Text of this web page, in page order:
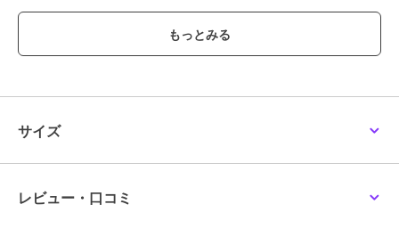
ンライン
サイズ
サイズ
レビュー・口コミ